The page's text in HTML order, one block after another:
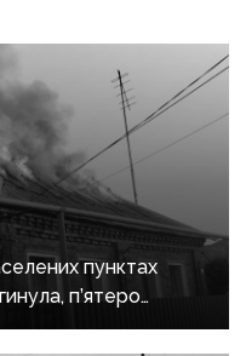
пунктах
п’ятеро